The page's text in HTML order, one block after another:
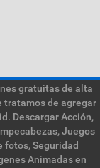
gratuitas de alta
tratamos de agregar
Descargar Acción,
Juegos
fotos, Seguridad
Animadas en